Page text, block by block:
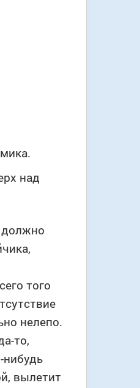
над
должно
того
нелепо.
то,
нибудь
вылетит